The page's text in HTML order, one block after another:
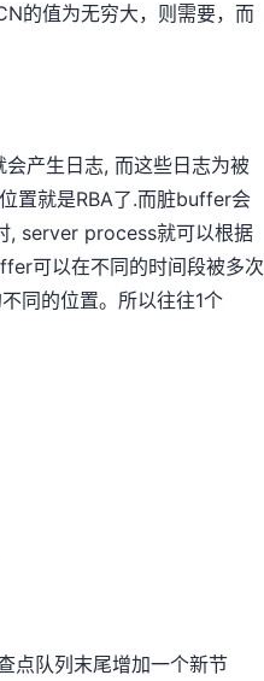
的值为无穷大，则需要，而
产生日志, 而这些日志为被
置就是RBA了.而脏buffer会
, server process就可以根据
可以在不同的时间段被多次
同的位置。所以往往1个
点队列末尾增加一个新节